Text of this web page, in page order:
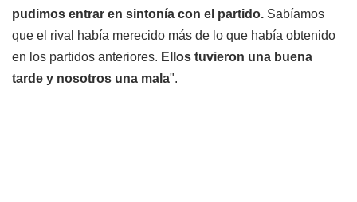
pudimos entrar en sintonía con el partido. Sabíamos
que el rival había merecido más de lo que había obtenido
en los partidos anteriores. Ellos tuvieron una buena
tarde y nosotros una mala".